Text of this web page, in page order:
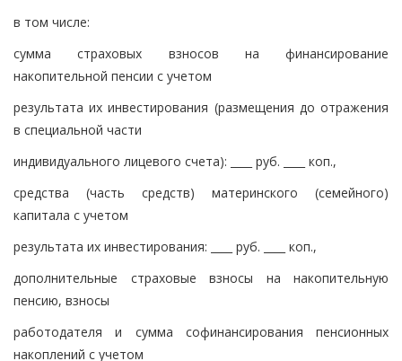
в том числе:
сумма страховых взносов на финансирование
накопительной пенсии с учетом
результата их инвестирования (размещения до отражения
в специальной части
индивидуального лицевого счета): ____ руб. ____ коп.,
средства (часть средств) материнского (семейного)
капитала с учетом
результата их инвестирования: ____ руб. ____ коп.,
дополнительные страховые взносы на накопительную
пенсию, взносы
работодателя и сумма софинансирования пенсионных
накоплений с учетом